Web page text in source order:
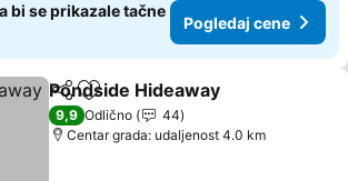
bi se prikazale tačne
Pogledaj cene
Deli Dodati u favorite
Pondside Hideaway
9,9 Odlično
44
Centar grada: udaljenost 4.0 km